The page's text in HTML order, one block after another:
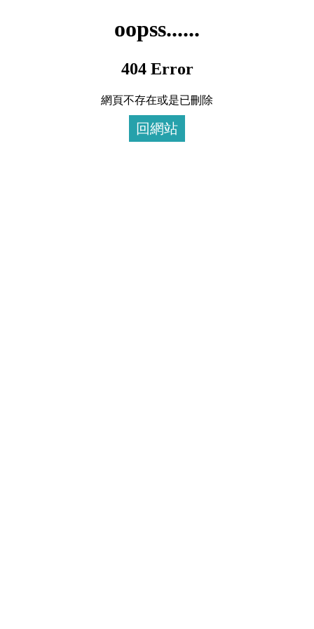
oopss......
404 Error
網頁不存在或是已刪除
回網站